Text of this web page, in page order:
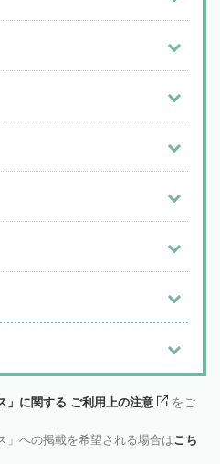
」に関する ご利用上の注意
をご
」への掲載を希望される場合はこち